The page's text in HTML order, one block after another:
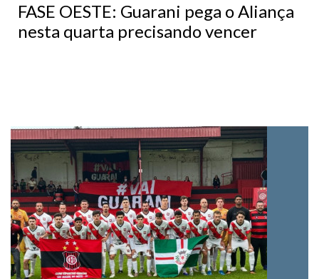
FASE OESTE: Guarani pega o Aliança
nesta quarta precisando vencer